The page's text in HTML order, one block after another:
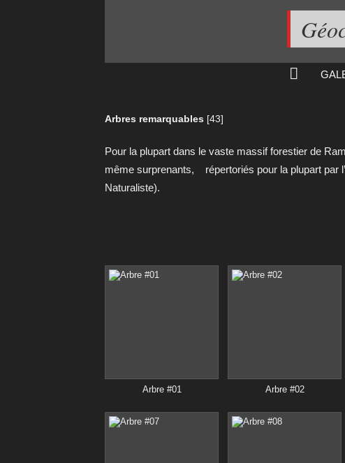
Arbres remarquables [43]
Pour la plupart dans le vaste massif forestier de
même surprenants,
répertoriés pour la plupart par
Naturaliste).
Arbre #01 Arbre #02